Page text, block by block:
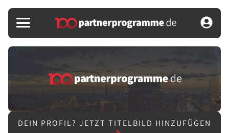
DEIN PROFIL? JETZT TITELBILD HINZUFÜGEN